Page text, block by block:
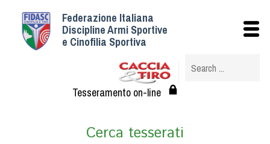
Federazione Italiana
Discipline Armi Sportive
e Cinofilia Sportiva
Tesseramento on-line
Cerca tesserati
Istituzionale
Struttura
Albo Veterinari federali
Tesseramento e Affiliazioni